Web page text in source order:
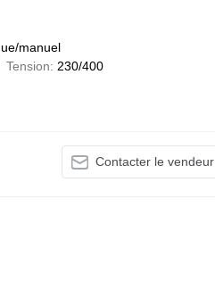
manuel
Tension
230/400
Contacter le vendeur